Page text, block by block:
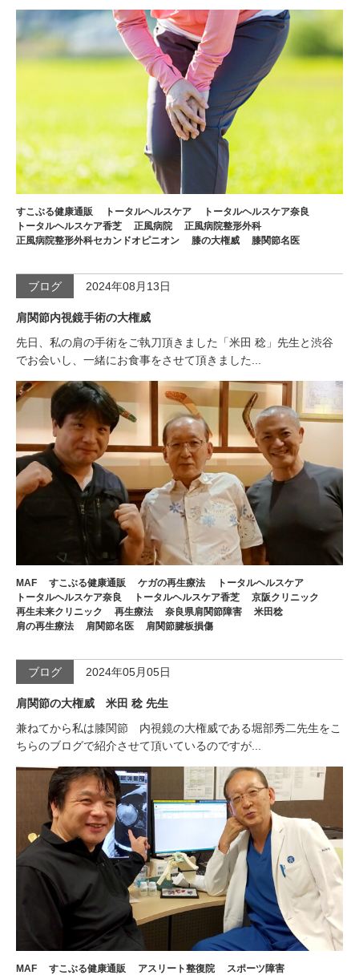
すこぶる健康通販 トータルヘルスケア
トータルヘルスケア奈良
トータルヘルスケア香芝
正風病院
正風病院整形外科
正風病院整形外科セカンドオピニオン
膝の大権威 膝関節名医
ブログ 2024年08月13日
肩関節内視鏡手術の大権威
先日、私の肩の手術をご執刀頂きました「米田 稔」先生と渋谷
でお会いし、一緒にお食事をさせて頂きました...
MAF すこぶる健康通販 ケガの再生療法
トータルヘルスケア
トータルヘルスケア奈良
トータルヘルスケア香芝
京阪クリニック
再生未来クリニック
再生療法 奈良県肩関節障害
米田稔
肩の再生療法
肩関節名医 肩関節腱板損傷
ブログ 2024年05月05日
肩関節の大権威 米田 稔 先生
兼ねてから私は膝関節 内視鏡の大権威である堀部秀二先生をこ
ちらのブログで紹介させて頂いているのですが...
MAF すこぶる健康通販 アスリート整復院
スポーツ障害